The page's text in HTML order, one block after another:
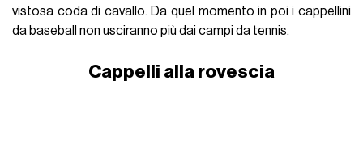
vistosa coda di cavallo. Da quel momento in poi i cappellini
da baseball non usciranno più dai campi da tennis.
Cappelli alla rovescia